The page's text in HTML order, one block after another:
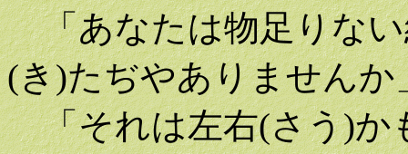
「あなたは物足りない
(き)たぢやありませんか
「それは左右(さう)か